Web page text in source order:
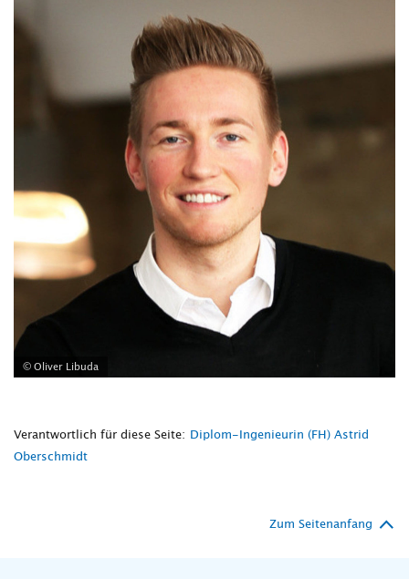
© Oliver Libuda
Verantwortlich für diese Seite:
Diplom-Ingenieurin (FH) Astrid
Oberschmidt
Zum Seitenanfang